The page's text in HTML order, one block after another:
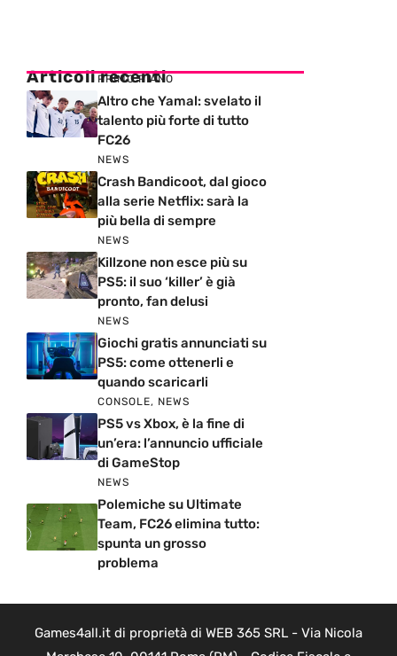
Articoli recenti
PRIMO PIANO
Altro che Yamal: svelato il
talento più forte di tutto
FC26
NEWS
Crash Bandicoot, dal gioco
alla serie Netflix: sarà la
più bella di sempre
NEWS
Killzone non esce più su
PS5: il suo ‘killer’ è già
pronto, fan delusi
NEWS
Giochi gratis annunciati su
PS5: come ottenerli e
quando scaricarli
CONSOLE, NEWS
PS5 vs Xbox, è la fine di
un’era: l’annuncio ufficiale
di GameStop
NEWS
Polemiche su Ultimate
Team, FC26 elimina tutto:
spunta un grosso
problema
Games4all.it di proprietà di WEB 365 SRL - Via Nicola